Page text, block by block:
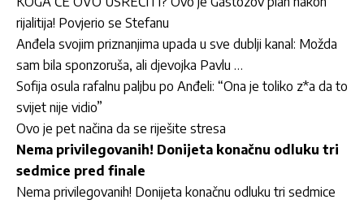
rijalitija! Povjerio se Stefanu
Anđela svojim priznanjima upada u sve dublji kanal: Možda
sam bila sponzoruša, ali djevojka Pavlu …
Sofija osula rafalnu paljbu po Anđeli: “Ona je toliko z*a da to
svijet nije vidio”
Ovo je pet načina da se riješite stresa
Nema privilegovanih! Donijeta konačnu odluku tri
sedmice pred finale
Nema privilegovanih! Donijeta konačnu odluku tri sedmice